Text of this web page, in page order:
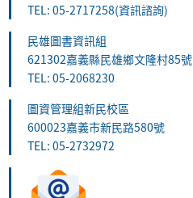
TEL: 05-2717258(資訊諮詢)
民雄圖書資訊組
621302嘉義縣民雄鄉文隆村85號
TEL: 05-2068230
圖資管理組新民校區
600023嘉義市新民路580號
TEL: 05-2732972